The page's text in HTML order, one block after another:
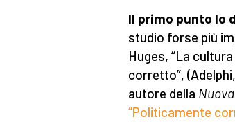
Il primo punto lo
studio forse più
Huges, “La
corretto”,
autore della
“Politicamente